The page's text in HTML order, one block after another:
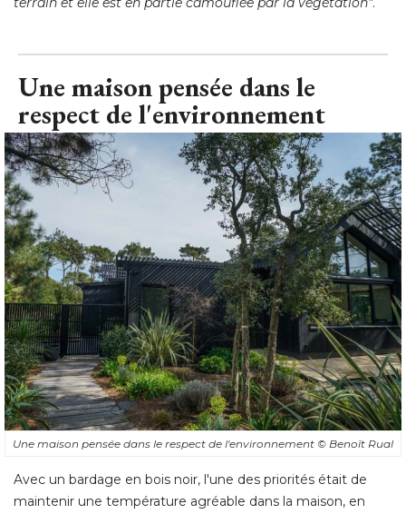
Une maison pensée dans le
respect de l'environnement
Une maison pensée dans le respect de l'environnement © Benoît Rual
Avec un bardage en bois noir, l'une des priorités était de
maintenir une température agréable dans la maison, en